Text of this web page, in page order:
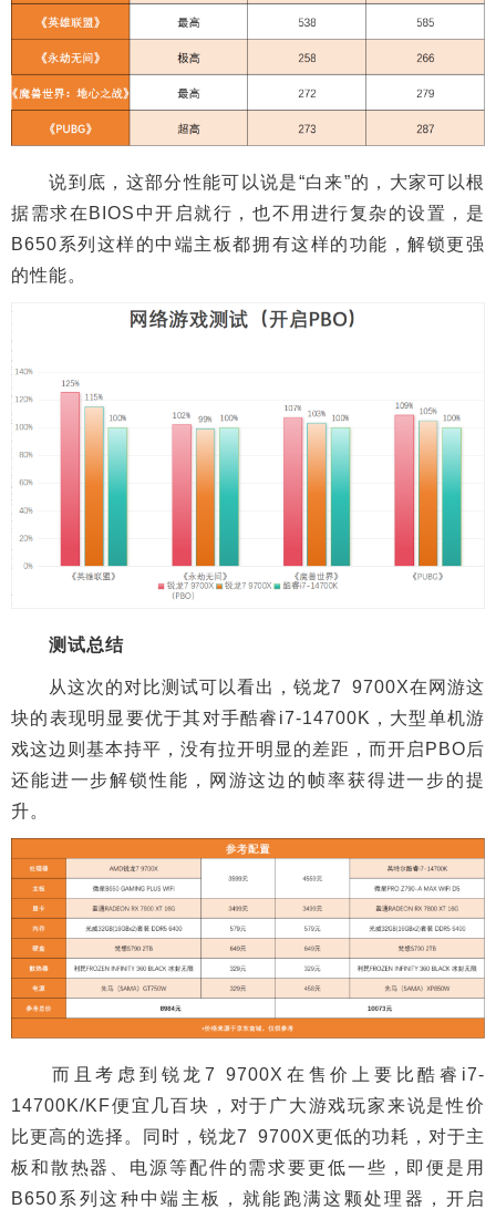
说到底，这部分性能可以说是“白来”的，大家可以根
据需求在BIOS中开启就行，也不用进行复杂的设置，是
B650系列这样的中端主板都拥有这样的功能，解锁更强
的性能。
测试总结
从这次的对比测试可以看出，锐龙7 9700X在网游这
块的表现明显要优于其对手酷睿i7-14700K，大型单机游
戏这边则基本持平，没有拉开明显的差距，而开启PBO后
还能进一步解锁性能，网游这边的帧率获得进一步的提
升。
而且考虑到锐龙7 9700X在售价上要比酷睿i7-
14700K/KF便宜几百块，对于广大游戏玩家来说是性价
比更高的选择。同时，锐龙7 9700X更低的功耗，对于主
板和散热器、电源等配件的需求要更低一些，即便是用
B650系列这种中端主板，就能跑满这颗处理器，开启